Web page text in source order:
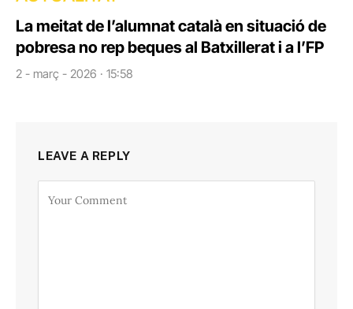
La meitat de l’alumnat català en situació de
pobresa no rep beques al Batxillerat i a l’FP
2 - març - 2026 · 15:58
LEAVE A REPLY